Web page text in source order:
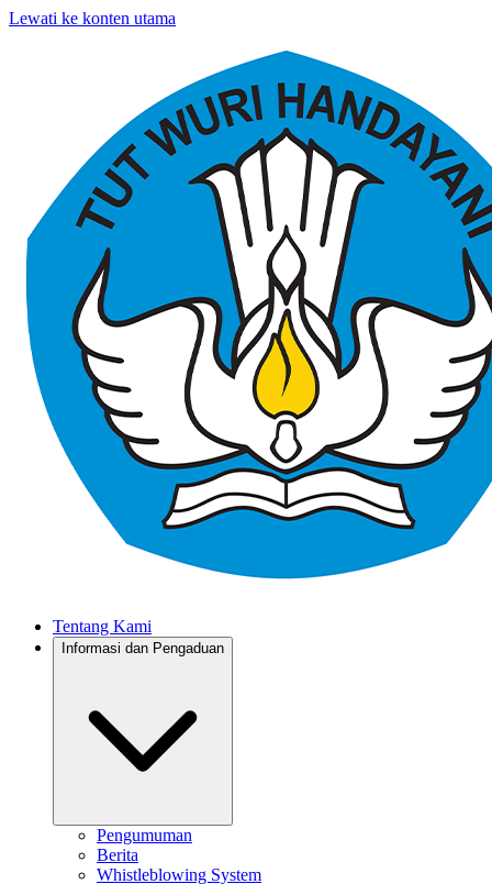
Lewati ke konten utama
Tentang Kami
Informasi dan Pengaduan
Pengumuman
Berita
Whistleblowing System